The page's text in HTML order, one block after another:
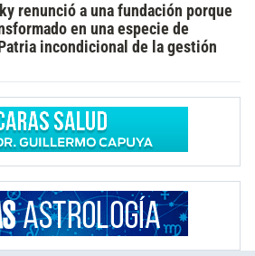
renunció a una fundación porque
en una especie de
incondicional de la gestión